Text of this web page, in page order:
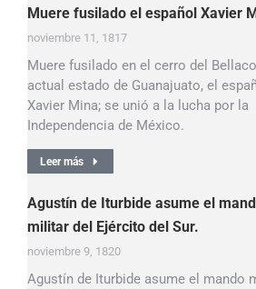
Muere fusilado el español Xavier
noviembre 11, 1817
Muere fusilado en el cerro del
actual estado de Guanajuato, el
Xavier Mina; se unió a la lucha por la
Independencia de México.
Leer más
Agustín de Iturbide asume el
militar del Ejército del Sur.
noviembre 9, 1820
Agustín de Iturbide asume el mando